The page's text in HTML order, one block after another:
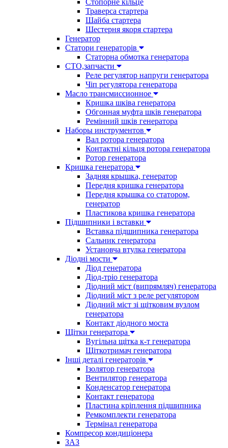
Стопорне кільце
Траверса стартера
Шайба стартера
Шестерня якоря стартера
Генератор
Cтатори генераторів
Статорна обмотка генератора
СТО,запчасти
Реле регулятор напруги генератора
Чіп регулятора генератора
Масло трансмиссионное
Кришка шківа генератора
Обгонная муфта шків генератора
Ремінний шків генератора
Наборы инструментов
Вал ротора генератора
Контактні кільця ротора генератора
Ротор генератора
Кришка генератора
Задняя крышка, генератор
Передня кришка генератора
Передня крышка со статором,
генератор
Пластикова кришка генератора
Підшипники і вставки
Вставка підшипника генератора
Сальник генератора
Установча втулка генератора
Діодні мости
Діод генератора
Діод-тріо генератора
Діодний міст (випрямляч) генератора
Діодний міст з реле регулятором
Діодний міст зі щітковим вузлом
генератора
Контакт діодного моста
Щітки генератора
Вугільна щітка к-т генератора
Щіткотримач генератора
Інші деталі генераторів
Ізолятор генератора
Вентилятор генератора
Конденсатор генератора
Контакт генератора
Пластина кріплення підшипника
Ремкомплекти генератора
Термінал генератора
Компресор кондиціонера
ЗАЗ